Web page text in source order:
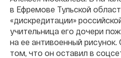
в Ефремове Тульской
«дискредитации»
учительница его дочери
на ее антивоенный
том, что он оставил в